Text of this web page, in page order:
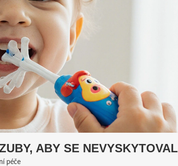
ABY SE NEVYSKYTOVAL
péče